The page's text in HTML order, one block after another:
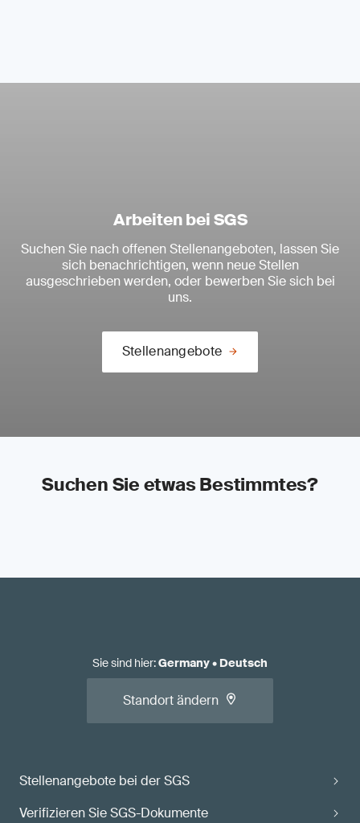
Arbeiten bei SGS
Suchen Sie nach offenen Stellenangeboten, lassen Sie
sich benachrichtigen, wenn neue Stellen
ausgeschrieben werden, oder bewerben Sie sich bei
uns.
Stellenangebote
Suchen Sie etwas Bestimmtes?
Stellenangebote bei der SGS
Verifizieren Sie SGS-Dokumente
Sie sind hier:Germany• Deutsch
Standort ändern